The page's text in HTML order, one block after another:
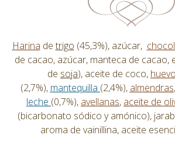
Harina de trigo (45,3%), azúcar,
de cacao, azúcar, manteca de cacao,
de soja), aceite de coco,
(2,7%), mantequilla (2,4%), almendras
leche (0,7%), avellanas, aceite de
(bicarbonato sódico y amónico),
aroma de vainillina, aceite